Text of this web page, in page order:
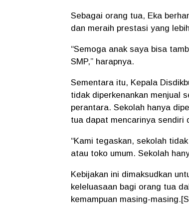
Sebagai orang tua, Eka
dan meraih prestasi yang
“Semoga anak saya bisa
SMP,” harapnya.
Sementara itu, Kepala
tidak diperkenankan menjual
perantara. Sekolah hanya
tua dapat mencarinya sendiri
“Kami tegaskan, sekolah
atau toko umum. Sekolah
Kebijakan ini dimaksudkan
keleluasaan bagi orang tua
kemampuan masing-